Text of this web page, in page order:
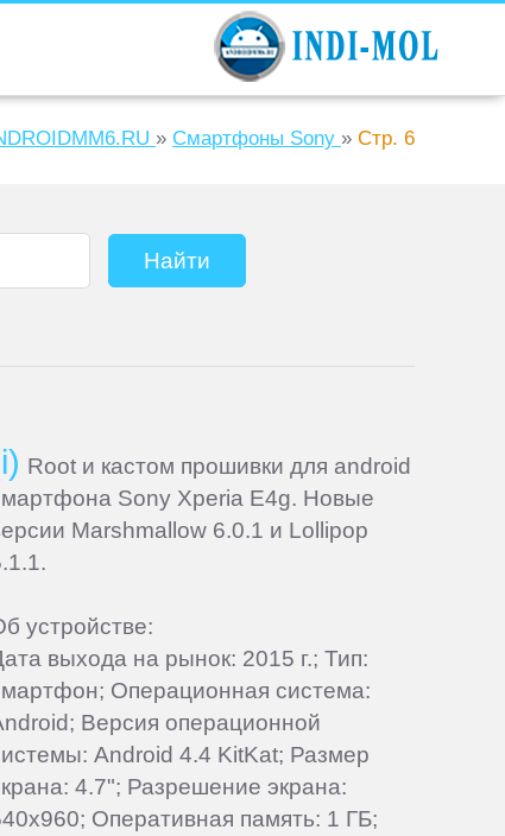
» Смартфоны Sony » Стр. 6
Root и кастом прошивки для android
Sony Xperia E4g. Новые
Marshmallow 6.0.1 и Lollipop
устройстве:
выхода на рынок: 2015 г.; Тип:
Операционная система:
Версия операционной
Android 4.4 KitKat; Размер
4.7"; Разрешение экрана:
Оперативная память: 1 ГБ;